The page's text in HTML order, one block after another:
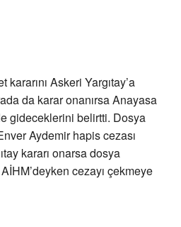
Askeri Yargıtay’a
da karar onanırsa Anayasa
gideceklerini belirtti. Dosya
Aydemir hapis cezası
kararı onarsa dosya
cezayı çekmeye